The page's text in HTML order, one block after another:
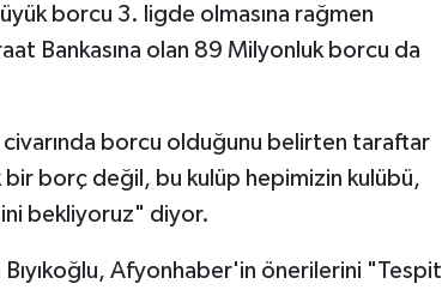
borcu 3. ligde olmasına rağmen
Bankasına olan 89 Milyonluk borcu da
borcu olduğunu belirten taraftar
bir borç değil, bu kulüp hepimizin kulübü,
bekliyoruz" diyor.
Afyonhaber'in önerilerini "Tespit